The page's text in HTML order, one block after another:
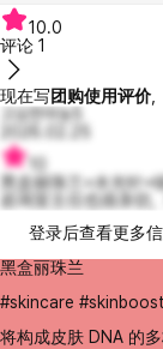
10.0
评论 1
现在写团购使用评价
고요한마농5
2026.02.25
黑盒丽珠兰+水光针+
咨询室主任也很亲切
登录后查看更多
黑盒丽珠兰
#skincare
将构成皮肤 DNA 的